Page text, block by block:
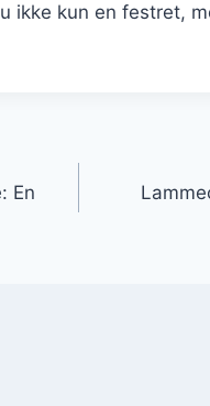
ikke kun en festret,
En